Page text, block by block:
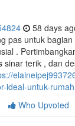
58 days
pas untuk
.
sinar terik , dan
ideal-untuk-
Who Upvoted